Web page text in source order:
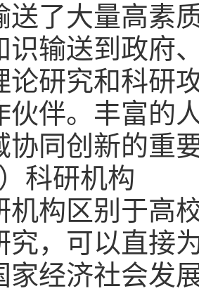
送了大量高素
识输送到政府
论研究和科研
伙伴。丰富的
协同创新的重
）科研机构
机构区别于高
究，可以直接
家经济社会发